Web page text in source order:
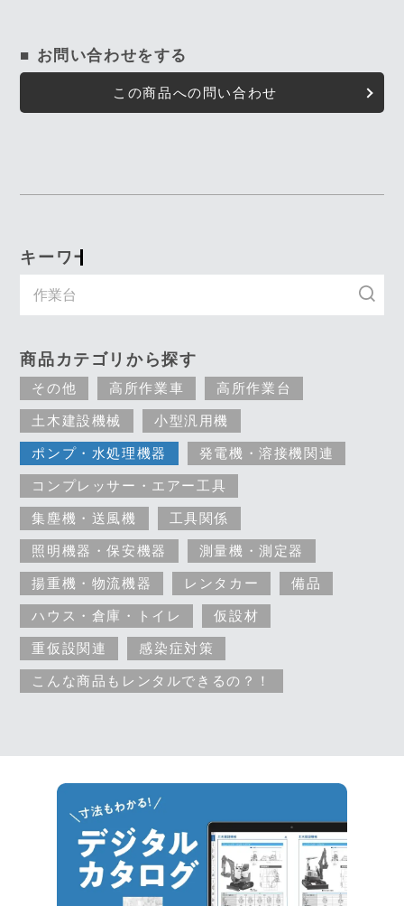
■ お問い合わせをする
この商品への問い合わせ
キーワード入力で探す
商品カテゴリから探す
その他 高所作業車 高所作業台
土木建設機械 小型汎用機
ポンプ・水処理機器 発電機・溶接機関連
コンプレッサー・エアー工具
集塵機・送風機 工具関係
照明機器・保安機器 測量機・測定器
揚重機・物流機器 レンタカー 備品
ハウス・倉庫・トイレ 仮設材
重仮設関連 感染症対策
こんな商品もレンタルできるの？！